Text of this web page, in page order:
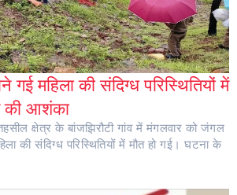
महिला की संदिग्ध परिस्थितियों में
की आशंका
क्षेत्र के बांजझिरौटी गांव में मंगलवार को जंगल
की संदिग्ध परिस्थितियों में मौत हो गई। घटना के